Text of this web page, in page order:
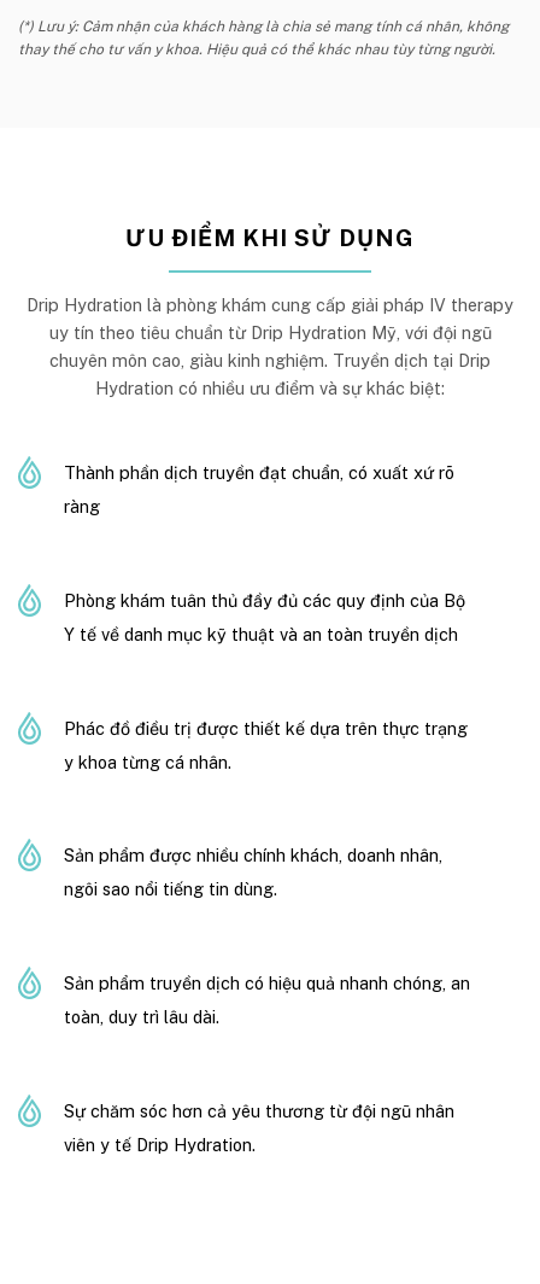
(*) Lưu ý: Cảm nhận của khách hàng là chia sẻ mang tính cá nhân, không
thay thế cho tư vấn y khoa. Hiệu quả có thể khác nhau tùy từng người.
ƯU ĐIỂM KHI SỬ DỤNG
Drip Hydration là phòng khám cung cấp giải pháp IV therapy
uy tín theo tiêu chuẩn từ Drip Hydration Mỹ, với đội ngũ
chuyên môn cao, giàu kinh nghiệm. Truyền dịch tại Drip
Hydration có nhiều ưu điểm và sự khác biệt:
Thành phần dịch truyền đạt chuẩn, có xuất xứ rõ
ràng
Phòng khám tuân thủ đầy đủ các quy định của Bộ
Y tế về danh mục kỹ thuật và an toàn truyền dịch
Phác đồ điều trị được thiết kế dựa trên thực trạng
y khoa từng cá nhân.
Sản phẩm được nhiều chính khách, doanh nhân,
ngôi sao nổi tiếng tin dùng.
Sản phẩm truyền dịch có hiệu quả nhanh chóng, an
toàn, duy trì lâu dài.
Sự chăm sóc hơn cả yêu thương từ đội ngũ nhân
viên y tế Drip Hydration.